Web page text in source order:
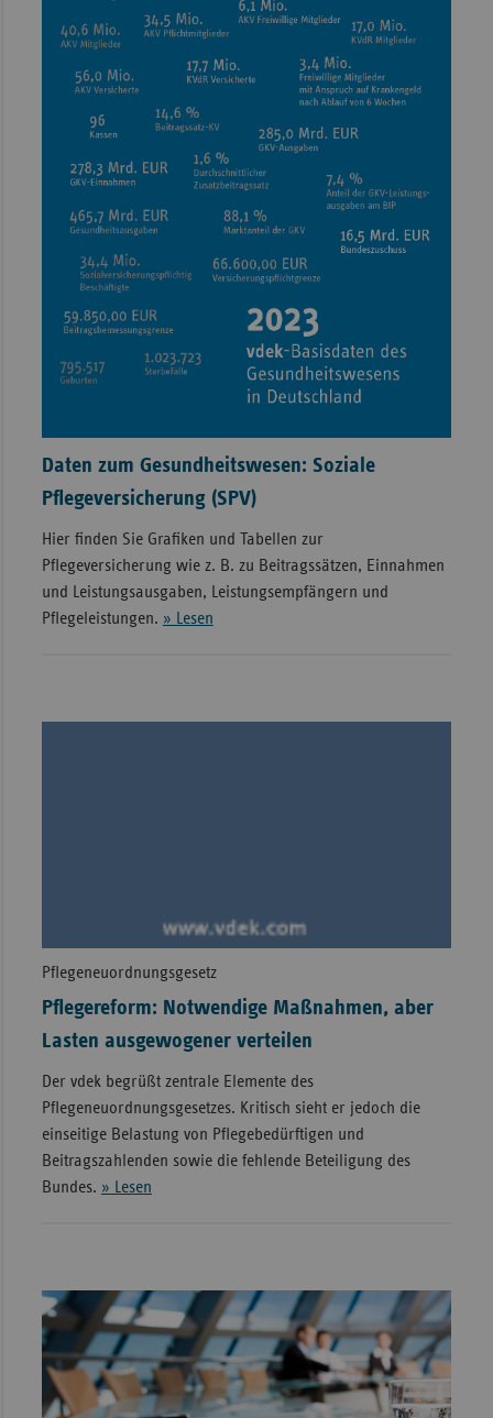
Daten zum Gesundheitswesen: Soziale
Pflegeversicherung (SPV)
Hier finden Sie Grafiken und Tabellen zur
Pflegeversicherung wie z. B. zu Beitragssätzen, Einnahmen
und Leistungsausgaben, Leistungsempfängern und
Pflegeleistungen. » Lesen
Pflegeneuordnungsgesetz
Pflegereform: Notwendige Maßnahmen, aber
Lasten ausgewogener verteilen
Der vdek begrüßt zentrale Elemente des
Pflegeneuordnungsgesetzes. Kritisch sieht er jedoch die
einseitige Belastung von Pflegebedürftigen und
Beitragszahlenden sowie die fehlende Beteiligung des
Bundes. » Lesen